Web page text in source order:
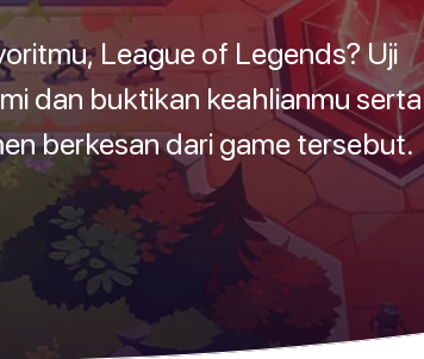
League of Legends? Uji
dan buktikan keahlianmu serta
berkesan dari game tersebut.